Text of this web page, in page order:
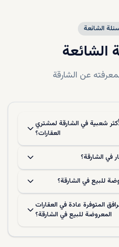
الشائعة
الشائعة
عن الشارقة
شعبية في الشارقة لمشتري
العقارات؟
في الشارقة؟
للبيع في الشارقة؟
المتوفرة عادة في العقارات
المعروضة للبيع في الشارقة؟